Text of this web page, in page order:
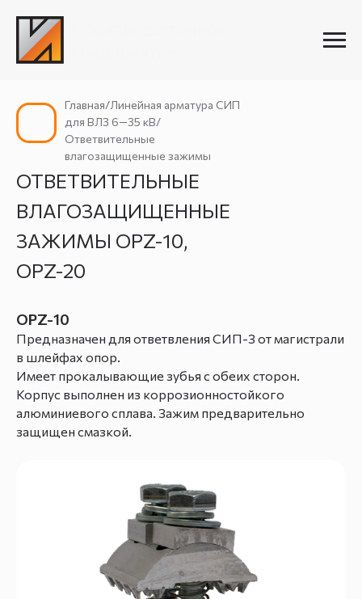
ОТВЕТВИТЕЛЬНЫЕ
ВЛАГОЗАЩИЩЕННЫЕ
ЗАЖИМЫ OPZ-10,
OPZ-20
Главная/Линейная арматура СИП
для ВЛЗ 6—35 кВ/
Ответвительные
влагозащищенные зажимы
OPZ-10
Предназначен для ответвления СИП-3 от магистрали
в шлейфах опор.
Имеет прокалывающие зубья с обеих сторон.
Корпус выполнен из коррозионностойкого
алюминиевого сплава. Зажим предварительно
защищен смазкой.